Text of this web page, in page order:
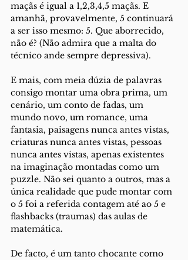
maçãs é igual a 1,2,3,4,5 maçãs. E
amanhã, provavelmente, 5 continuará
a ser isso mesmo: 5. Que aborrecido,
não é? (Não admira que a malta do
técnico ande sempre depressiva).
E mais, com meia dúzia de palavras
consigo montar uma obra prima, um
cenário, um conto de fadas, um
mundo novo, um romance, uma
fantasia, paisagens nunca antes vistas,
criaturas nunca antes vistas, pessoas
nunca antes vistas, apenas existentes
na imaginação montadas como um
puzzle. Não sei quanto a outros, mas a
única realidade que pude montar com
o 5 foi a referida contagem até ao 5 e
flashbacks (traumas) das aulas de
matemática.
De facto, é um tanto chocante como